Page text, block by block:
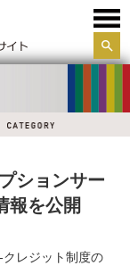
サイ
ションサー
報を公開
レジット制度の